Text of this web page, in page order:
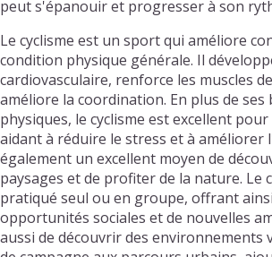
peut s'épanouir et progresser à son
Le cyclisme est un sport qui améliore
condition physique générale. Il
cardiovasculaire, renforce les muscles
améliore la coordination. En plus de ses
physiques, le cyclisme est excellent
aidant à réduire le stress et à améliorer
également un excellent moyen de
paysages et de profiter de la nature. Le
pratiqué seul ou en groupe, offrant
opportunités sociales et de nouvelles
aussi de découvrir des environnements